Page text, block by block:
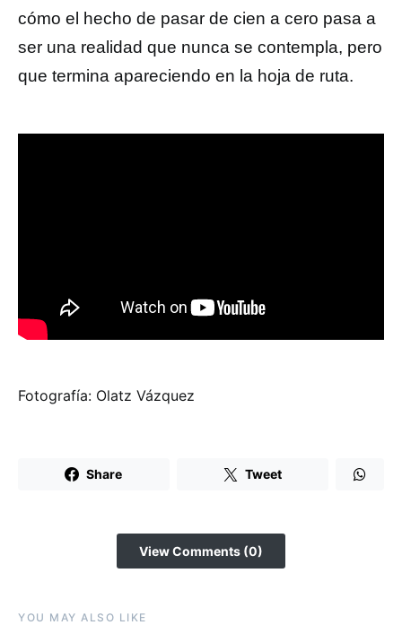
cómo el hecho de pasar de cien a cero pasa a
ser una realidad que nunca se contempla, pero
que termina apareciendo en la hoja de ruta.
Fotografía: Olatz Vázquez
Share Tweet
View Comments (0)
YOU MAY ALSO LIKE